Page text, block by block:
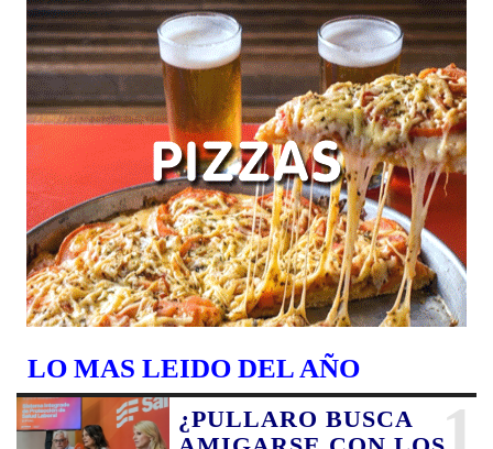
LO MAS LEIDO DEL AÑO
1
¿PULLARO BUSCA